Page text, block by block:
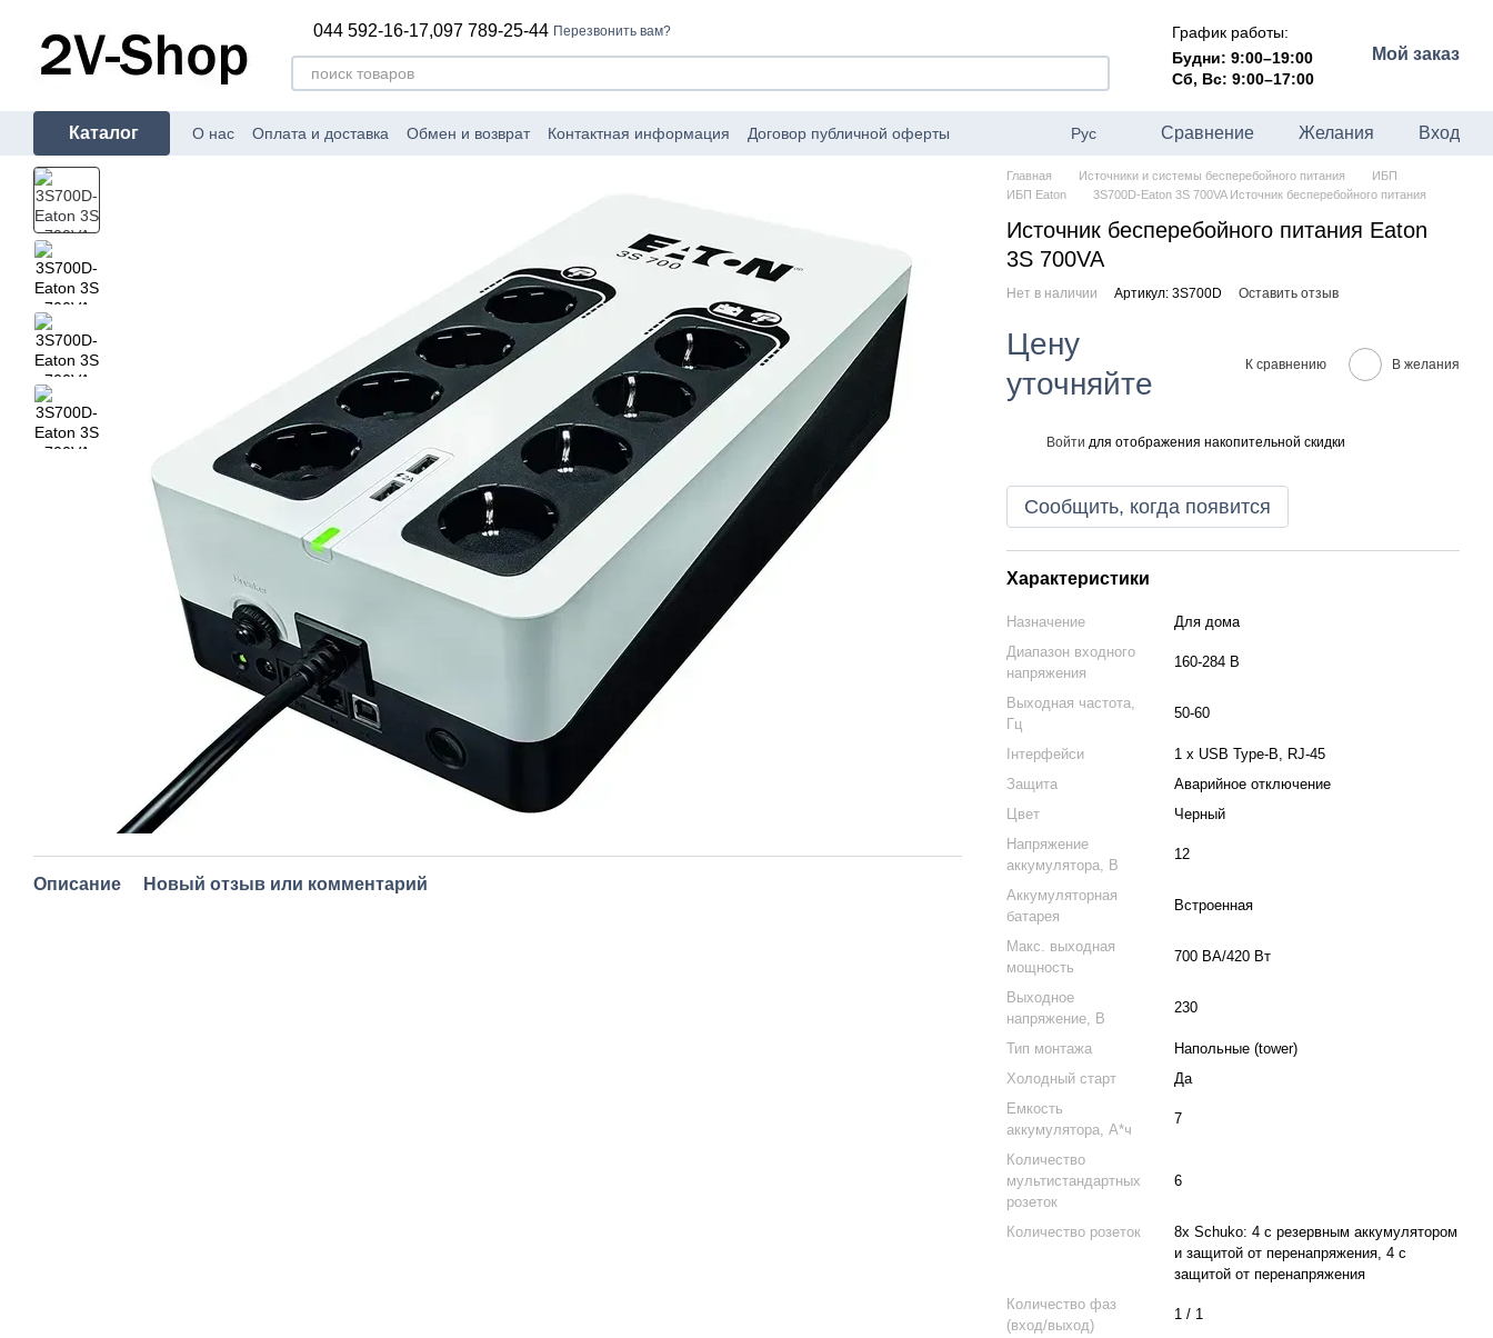
044 592-16-17,097 789-25-44 Перезвонить вам?
График работы:
Будни: 9:00–19:00
Сб, Вс: 9:00–17:00
Мой заказ
Каталог О нас Оплата и доставка Обмен и возврат Контактная информация Договор публичной оферты Рус Сравнение Желания Вход
Описание Новый отзыв или комментарий
Главная Источники и системы бесперебойного питания
ИБП
ИБП Eaton
3S700D-Eaton 3S 700VA Источник бесперебойного питания
Источник бесперебойного питания Eaton
3S 700VA
Нет в наличии Артикул: 3S700D Оставить отзыв
Цену
уточняйте
К сравнению В желания
Войти для отображения накопительной скидки
Сообщить, когда появится
Характеристики
Назначение
Для дома
Диапазон входного
напряжения
160-284 В
Выходная частота,
Гц
50-60
Інтерфейси
1 х USB Type-B, RJ-45
Защита
Аварийное отключение
Цвет
Черный
Напряжение
аккумулятора, В
12
Аккумуляторная
батарея
Встроенная
Макс. выходная
мощность
700 ВА/420 Вт
Выходное
напряжение, В
230
Тип монтажа
Напольные (tower)
Холодный старт
Да
Емкость
аккумулятора, А*ч
7
Количество
мультистандартных
розеток
6
Количество розеток
8х Schuko: 4 с резервным аккумулятором
и защитой от перенапряжения, 4 с
защитой от перенапряжения
Количество фаз
(вход/выход)
1 / 1